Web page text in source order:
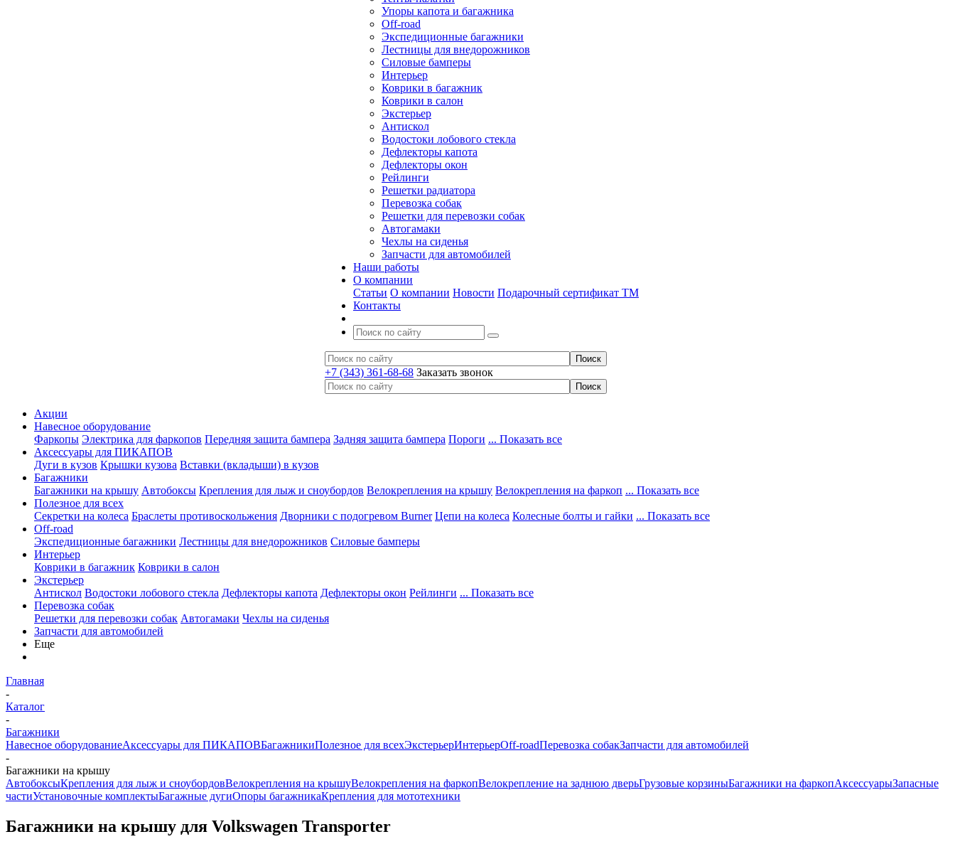
Упоры капота и багажника
Off-road
Экспедиционные багажники
Лестницы для внедорожников
Силовые бамперы
Интерьер
Коврики в багажник
Коврики в салон
Экстерьер
Антискол
Водостоки лобового стекла
Дефлекторы капота
Дефлекторы окон
Рейлинги
Решетки радиатора
Перевозка собак
Решетки для перевозки собак
Автогамаки
Чехлы на сиденья
Запчасти для автомобилей
Наши работы
О компании
Статьи О компании Новости Подарочный сертификат ТМ
Контакты
+7 (343) 361-68-68 Заказать звонок
Акции
Навесное оборудование
Фаркопы Электрика для фаркопов Передняя защита бампера Задняя защита бампера Пороги ... Показать все
Аксессуары для ПИКАПОВ
Дуги в кузов Крышки кузова Вставки (вкладыши) в кузов
Багажники
Багажники на крышу Автобоксы Крепления для лыж и сноубордов Велокрепления на крышу Велокрепления на фаркоп ... Показать все
Полезное для всех
Секретки на колеса Браслеты противоскольжения Дворники с подогревом Burner Цепи на колеса Колесные болты и гайки ... Показать все
Off-road
Экспедиционные багажники Лестницы для внедорожников Силовые бамперы
Интерьер
Коврики в багажник Коврики в салон
Экстерьер
Антискол Водостоки лобового стекла Дефлекторы капота Дефлекторы окон Рейлинги ... Показать все
Перевозка собак
Решетки для перевозки собак Автогамаки Чехлы на сиденья
Запчасти для автомобилей
Еще
Главная
-
Каталог
-
Багажники
Навесное оборудованиеАксессуары для ПИКАПОВБагажникиПолезное для всехЭкстерьерИнтерьерOff-roadПеревозка собакЗапчасти для автомобилей
-
Багажники на крышу
АвтобоксыКрепления для лыж и сноубордовВелокрепления на крышуВелокрепления на фаркопВелокрепление на заднюю дверьГрузовые корзиныБагажники на фаркопАксессуарыЗапасные
частиУстановочные комплектыБагажные дугиОпоры багажникаКрепления для мототехники
Багажники на крышу для Volkswagen Transporter